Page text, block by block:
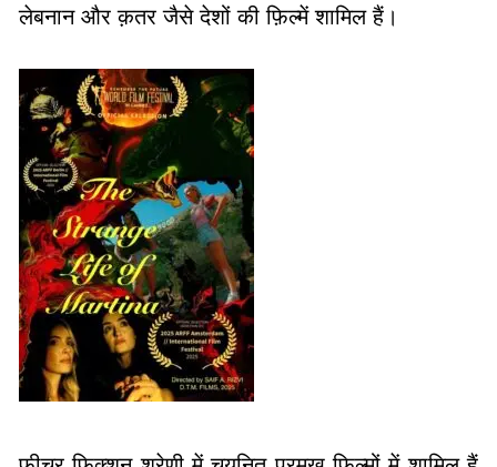
लेबनान और क़तर जैसे देशों की फ़िल्में शामिल हैं।